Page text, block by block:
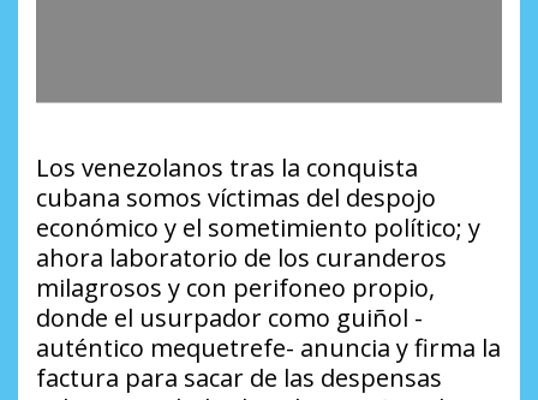
Los venezolanos tras la conquista
cubana somos víctimas del despojo
económico y el sometimiento político; y
ahora laboratorio de los curanderos
milagrosos y con perifoneo propio,
donde el usurpador como guiñol -
auténtico mequetrefe- anuncia y firma la
factura para sacar de las despensas